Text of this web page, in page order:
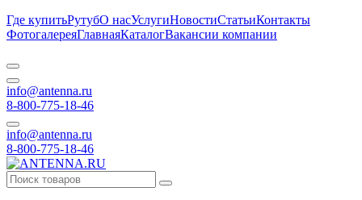
Где купитьРутубО насУслугиНовостиСтатьиКонтакты
ФотогалереяГлавнаяКаталогВакансии компании
info@antenna.ru
8-800-775-18-46
info@antenna.ru
8-800-775-18-46